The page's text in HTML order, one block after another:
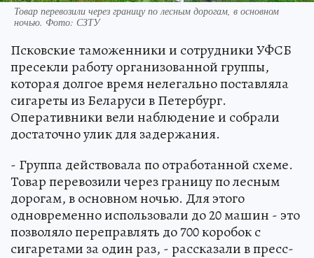
Товар перевозили через границу по лесным дорогам, в основном
ночью. Фото: СЗТУ
Псковские таможенники и сотрудники УФСБ
пресекли работу организованной группы,
которая долгое время нелегально поставляла
сигареты из Беларуси в Петербург.
Оперативники вели наблюдение и собрали
достаточно улик для задержания.
- Группа действовала по отработанной схеме.
Товар перевозили через границу по лесным
дорогам, в основном ночью. Для этого
одновременно использовали до 20 машин - это
позволяло переправлять до 700 коробок с
сигаретами за один раз, - рассказали в пресс-